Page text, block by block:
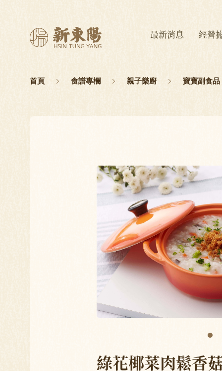
最新消息 經營
首頁 食譜專欄 親子樂廚 寶寶副食品
綠花椰菜肉鬆香